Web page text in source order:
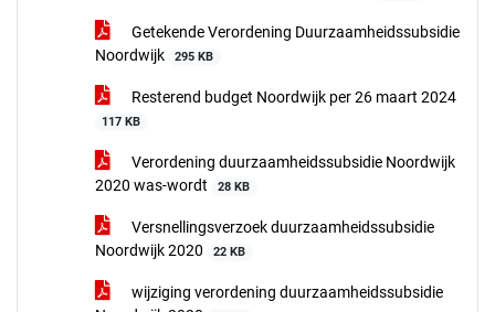
Getekende Verordening Duurzaamheidssubsidie
Noordwijk
295 KB
Resterend budget Noordwijk per 26 maart 2024
117 KB
Verordening duurzaamheidssubsidie Noordwijk
2020 was-wordt
28 KB
Versnellingsverzoek duurzaamheidssubsidie
Noordwijk 2020
22 KB
wijziging verordening duurzaamheidssubsidie